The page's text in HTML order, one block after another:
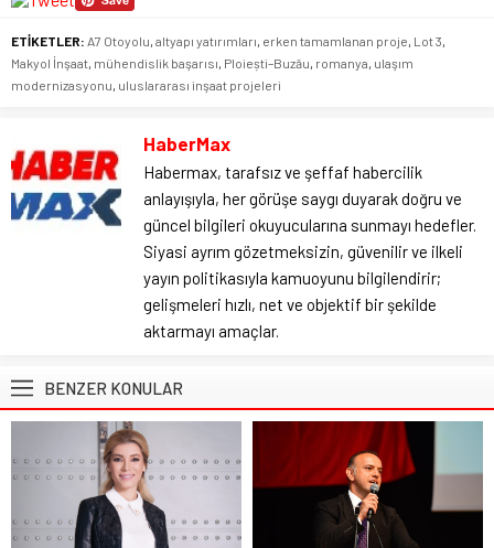
ETİKETLER: A7 Otoyolu, altyapı yatırımları, erken tamamlanan proje, Lot 3,
Makyol İnşaat, mühendislik başarısı, Ploiești–Buzău, romanya, ulaşım
modernizasyonu, uluslararası inşaat projeleri
HaberMax
Habermax, tarafsız ve şeffaf habercilik
anlayışıyla, her görüşe saygı duyarak doğru ve
güncel bilgileri okuyucularına sunmayı hedefler.
Siyasi ayrım gözetmeksizin, güvenilir ve ilkeli
yayın politikasıyla kamuoyunu bilgilendirir;
gelişmeleri hızlı, net ve objektif bir şekilde
aktarmayı amaçlar.
BENZER KONULAR